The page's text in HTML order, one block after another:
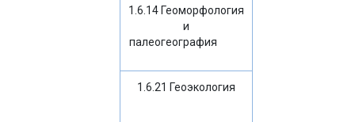
1.6.14 Геоморфология
и
палеогеография
1.6.21 Геоэкология